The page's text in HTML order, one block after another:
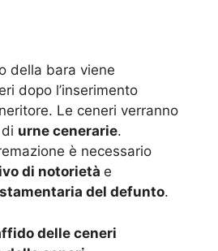
della bara viene
dopo l’inserimento
Le ceneri verranno
urne cenerarie.
è necessario
di notorietà e
del defunto.
delle ceneri